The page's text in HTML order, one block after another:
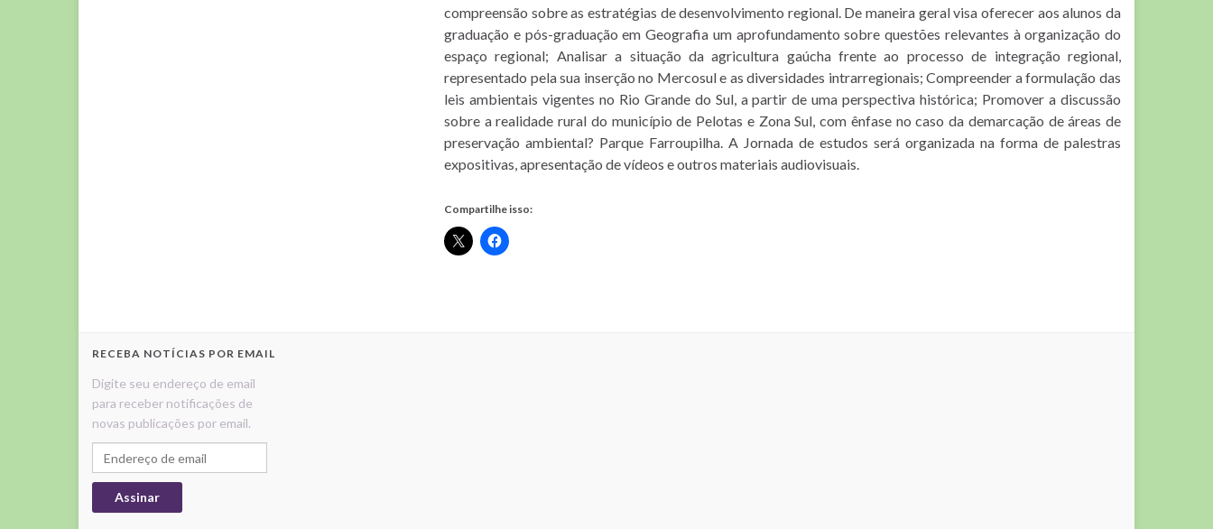
compreensão sobre as estratégias de desenvolvimento regional. De maneira geral visa oferecer aos alunos da
graduação e pós-graduação em Geografia um aprofundamento sobre questões relevantes à organização do
espaço regional; Analisar a situação da agricultura gaúcha frente ao processo de integração regional,
representado pela sua inserção no Mercosul e as diversidades intrarregionais; Compreender a formulação das
leis ambientais vigentes no Rio Grande do Sul, a partir de uma perspectiva histórica; Promover a discussão
sobre a realidade rural do município de Pelotas e Zona Sul, com ênfase no caso da demarcação de áreas de
preservação ambiental? Parque Farroupilha. A Jornada de estudos será organizada na forma de palestras
expositivas, apresentação de vídeos e outros materiais audiovisuais.
Compartilhe isso:
RECEBA NOTÍCIAS POR EMAIL
Digite seu endereço de email
para receber notificações de
novas publicações por email.
Endereço de email
Assinar